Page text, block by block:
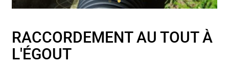
RACCORDEMENT AU TOUT À
L'ÉGOUT